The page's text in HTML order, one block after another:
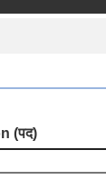
(पद)